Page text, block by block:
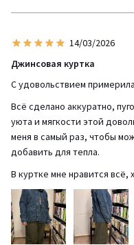
14/03/2026
Джинсовая куртка
С удовольствием
Всё сделано аккуратно,
уюта и мягкости этой
меня в самый раз, чтобы
добавить для тепла.
В куртке мне нравится всё,